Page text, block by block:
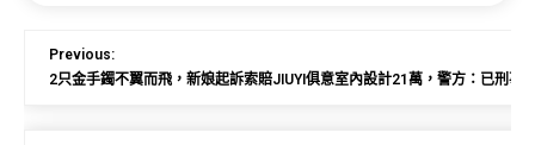
Previous:
2只金手鐲不翼而飛，新娘起訴索賠JIUYI俱意室內設計21萬，警方：已刑事